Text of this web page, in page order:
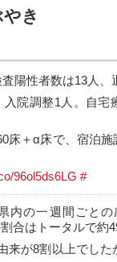
き
陽性者数は13人、
院調整1人。自宅
床＋α床で、宿泊
96ol5ds6LG #
内の一週間ごと
合はトータルで約
来が8割以上でし